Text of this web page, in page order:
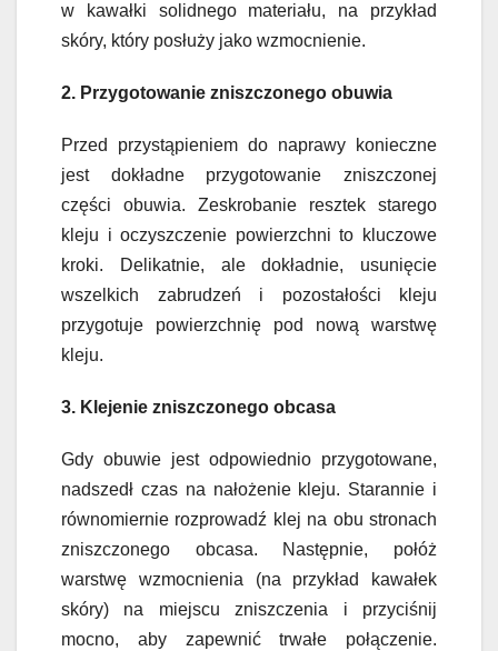
w kawałki solidnego materiału, na przykład
skóry, który posłuży jako wzmocnienie.
2. Przygotowanie zniszczonego obuwia
Przed przystąpieniem do naprawy konieczne
jest dokładne przygotowanie zniszczonej
części obuwia. Zeskrobanie resztek starego
kleju i oczyszczenie powierzchni to kluczowe
kroki. Delikatnie, ale dokładnie, usunięcie
wszelkich zabrudzeń i pozostałości kleju
przygotuje powierzchnię pod nową warstwę
kleju.
3. Klejenie zniszczonego obcasa
Gdy obuwie jest odpowiednio przygotowane,
nadszedł czas na nałożenie kleju. Starannie i
równomiernie rozprowadź klej na obu stronach
zniszczonego obcasa. Następnie, połóż
warstwę wzmocnienia (na przykład kawałek
skóry) na miejscu zniszczenia i przyciśnij
mocno, aby zapewnić trwałe połączenie.